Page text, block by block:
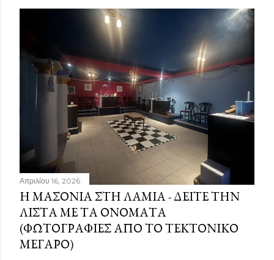
Απριλίου 16, 2026
Η ΜΑΣΟΝΊΑ ΣΤΗ ΛΑΜΊΑ - ΔΕΊΤΕ ΤΗΝ
ΛΊΣΤΑ ΜΕ ΤΑ ΟΝΌΜΑΤΑ
(ΦΩΤΟΓΡΑΦΊΕΣ ΑΠΌ ΤΟ ΤΕΚΤΟΝΙΚΌ
ΜΈΓΑΡΟ)